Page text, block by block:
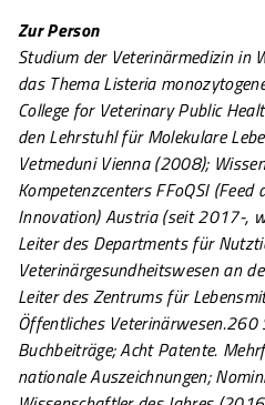
Zur Person
Studium der Veterinärmedizin in
das Thema Listeria
College for Veterinary Public
den Lehrstuhl für Molekulare
Vetmeduni Vienna (2008);
Kompetenzcenters FFoQSI
Innovation) Austria (seit 2017-,
Leiter des Departments für
Veterinärgesundheitswesen an
Leiter des Zentrums für
Öffentliches Veterinärwesen.260
Buchbeiträge; Acht Patente.
nationale Auszeichnungen;